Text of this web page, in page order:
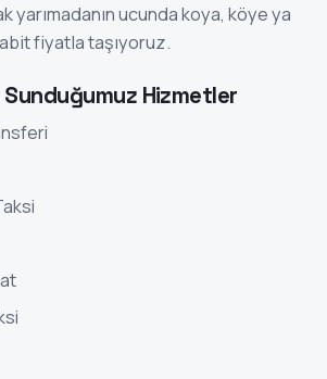
yarımadanın ucunda koya, köye ya
fiyatla taşıyoruz.
Hizmetler